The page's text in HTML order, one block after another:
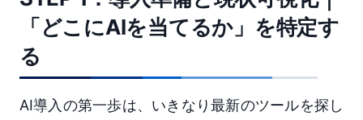
「どこにAIを当てるか」を特定す
る
AI導入の第一歩は、いきなり最新のツールを探し